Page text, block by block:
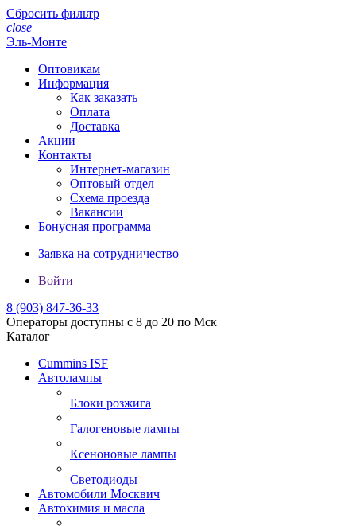
Сбросить фильтр
close
Эль-Монте
Оптовикам
Информация
Как заказать
Оплата
Доставка
Акции
Контакты
Интернет-магазин
Оптовый отдел
Схема проезда
Вакансии
Бонусная программа
Заявка на сотрудничество
Войти
8 (903) 847-36-33
Операторы доступны с 8 до 20 по Мск
Каталог
Cummins ISF
Автолампы
Блоки розжига
Галогеновые лампы
Ксеноновые лампы
Светодиоды
Автомобили Москвич
Автохимия и масла